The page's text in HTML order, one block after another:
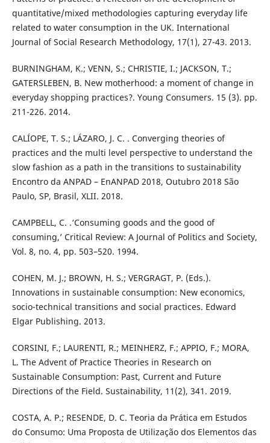
quantitative/mixed methodologies capturing everyday life
related to water consumption in the UK. International
Journal of Social Research Methodology, 17(1), 27-43. 2013.
BURNINGHAM, K.; VENN, S.; CHRISTIE, I.; JACKSON, T.;
GATERSLEBEN, B. New motherhood: a moment of change in
everyday shopping practices?. Young Consumers. 15 (3). pp.
211-226. 2014.
CALÍOPE, T. S.; LÁZARO, J. C. . Converging theories of
practices and the multi level perspective to understand the
slow fashion as a path in the transitions to sustainability
Encontro da ANPAD – EnANPAD 2018, Outubro 2018 São
Paulo, SP, Brasil, XLII. 2018.
CAMPBELL, C. .‘Consuming goods and the good of
consuming,’ Critical Review: A Journal of Politics and Society,
Vol. 8, no. 4, pp. 503–520. 1994.
COHEN, M. J.; BROWN, H. S.; VERGRAGT, P. (Eds.).
Innovations in sustainable consumption: New economics,
socio-technical transitions and social practices. Edward
Elgar Publishing. 2013.
CORSINI, F.; LAURENTI, R.; MEINHERZ, F.; APPIO, F.; MORA,
L. The Advent of Practice Theories in Research on
Sustainable Consumption: Past, Current and Future
Directions of the Field. Sustainability, 11(2), 341. 2019.
COSTA, A. P.; RESENDE, D. C. Teoria da Prática em Estudos
do Consumo: Uma Proposta de Utilização dos Elementos das